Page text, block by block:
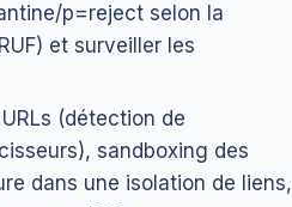
p=reject selon la
et surveiller les
(détection de
sandboxing des
dans une isolation de liens,